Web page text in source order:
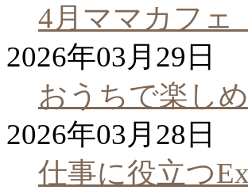
4月ママカフェ
2026年03月29日
おうちで楽し
2026年03月28日
仕事に役立つ